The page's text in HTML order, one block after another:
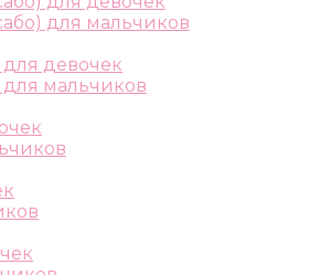
для мальчиков
девочек
мальчиков